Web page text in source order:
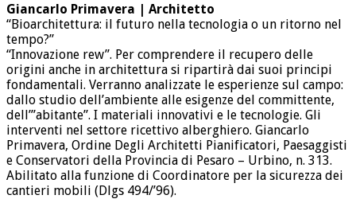
Giancarlo Primavera | Architetto
“Bioarchitettura: il futuro nella tecnologia o un ritorno nel
tempo?”
“Innovazione rew”. Per comprendere il recupero delle
origini anche in architettura si ripartirà dai suoi principi
fondamentali. Verranno analizzate le esperienze sul campo:
dallo studio dell’ambiente alle esigenze del committente,
dell’”abitante”. I materiali innovativi e le tecnologie. Gli
interventi nel settore ricettivo alberghiero. Giancarlo
Primavera, Ordine Degli Architetti Pianificatori, Paesaggisti
e Conservatori della Provincia di Pesaro – Urbino, n. 313.
Abilitato alla funzione di Coordinatore per la sicurezza dei
cantieri mobili (Dlgs 494/’96).